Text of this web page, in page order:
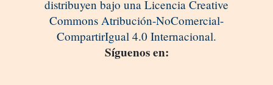
distribuyen bajo una Licencia Creative
Commons Atribución-NoComercial-
CompartirIgual 4.0 Internacional.
Síguenos en: